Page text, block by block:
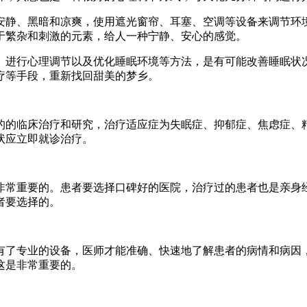
黑暗和凉爽，使用遮光窗帘、耳塞、空调等设备来调节环
杂和刺激的元素，给人一种宁静、安心的感觉。​
心理调节以及优化睡眠环境等方法，是有可能改善睡眠状
手段，重新找回甜美的梦乡。
临床治疗和研究，治疗适应症为失眠症、抑郁症、焦虑症
立即就诊治疗。
要的。患者要选择口碑好的医院，治疗过的患者也是亲身
选择的。
业的设备，医师才能准确、快速地了解患者的病情和病因
非常重要的。